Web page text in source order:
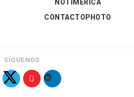
CONTACTOPHOTO
SÍGUENOS